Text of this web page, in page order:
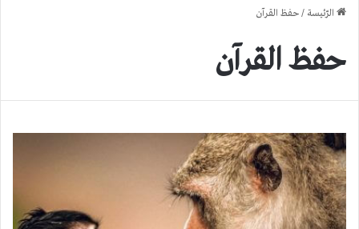
الرّئيسة /حفظ القرآن
حفظ القرآن